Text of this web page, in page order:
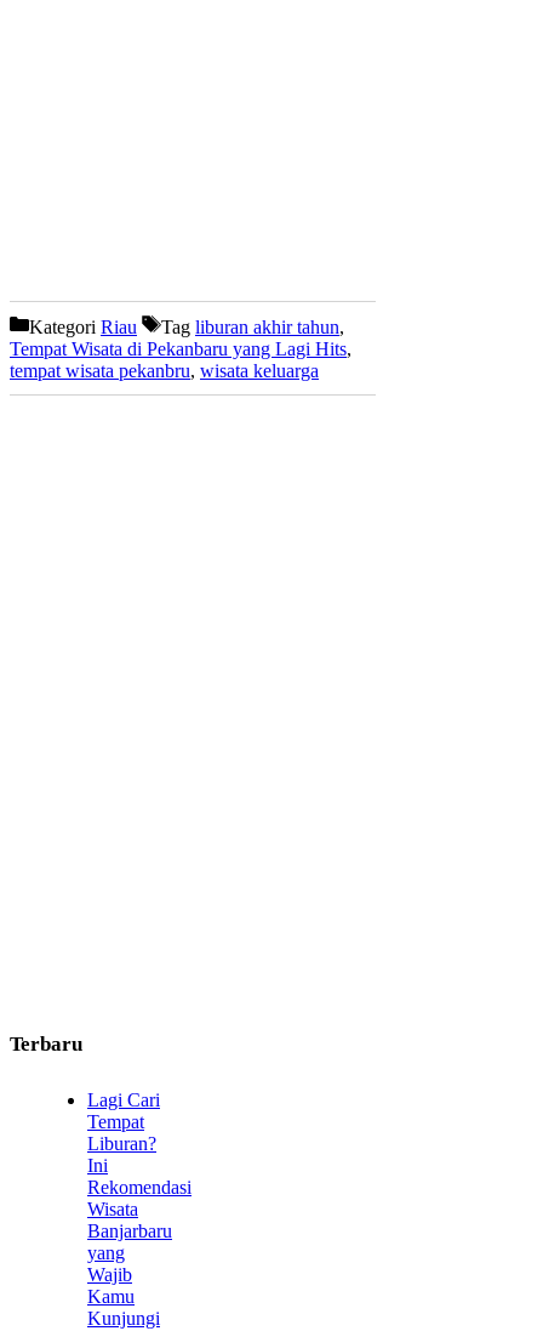
Kategori Riau Tag liburan akhir tahun,
Tempat Wisata di Pekanbaru yang Lagi Hits,
tempat wisata pekanbru, wisata keluarga
Terbaru
Lagi Cari
Tempat
Liburan?
Ini
Rekomendasi
Wisata
Banjarbaru
yang
Wajib
Kamu
Kunjungi